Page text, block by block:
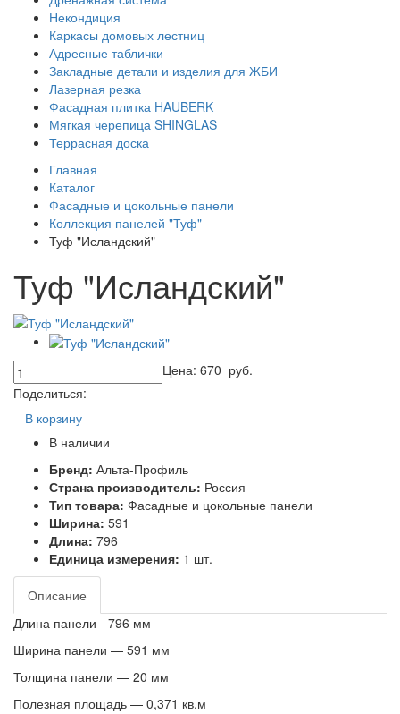
Некондиция
Каркасы домовых лестниц
Адресные таблички
Закладные детали и изделия для ЖБИ
Лазерная резка
Фасадная плитка HAUBERK
Мягкая черепица SHINGLAS
Террасная доска
Главная
Каталог
Фасадные и цокольные панели
Коллекция панелей "Туф"
Туф "Исландский"
Туф "Исландский"
Цена: 670 руб.
Поделиться:
В корзину
В наличии
Бренд: Альта-Профиль
Страна производитель: Россия
Тип товара: Фасадные и цокольные панели
Ширина: 591
Длина: 796
Единица измерения: 1 шт.
Описание
Длина панели - 796 мм
Ширина панели — 591 мм
Толщина панели — 20 мм
Полезная площадь — 0,371 кв.м